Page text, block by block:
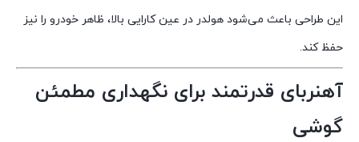
این طراحی باعث می‌شود هولدر در عین کارایی بالا، ظاهر خودرو را نیز
حفظ کند.
آهنربای قدرتمند برای نگهداری مطمئن
گوشی